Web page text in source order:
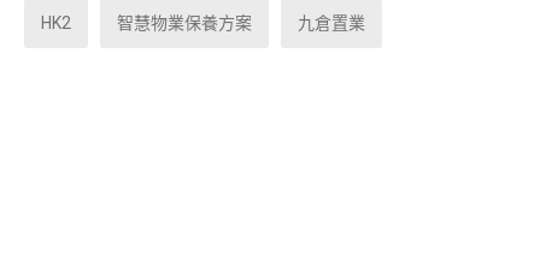
HK2 智慧物業保養方案 九倉置業